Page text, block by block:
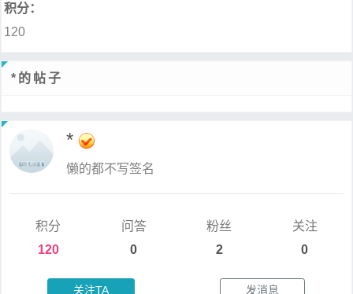
积分：
120
*的帖子
*
懒的都不写签名
积分
120
问答
0
粉丝
2
关注
0
关注TA 发消息